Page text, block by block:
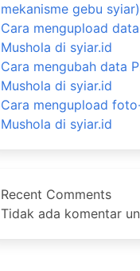
mekanisme gebu syiar)
Cara mengupload
Mushola di syiar.id
Cara mengubah data
Mushola di syiar.id
Cara mengupload
Mushola di syiar.id
Recent Comments
Tidak ada komentar